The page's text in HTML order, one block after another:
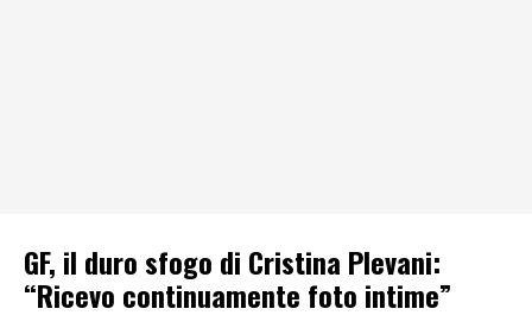
GF, il duro sfogo di Cristina Plevani:
“Ricevo continuamente foto intime”